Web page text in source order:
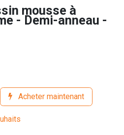
mousse à
- Demi-anneau -
Acheter maintenant